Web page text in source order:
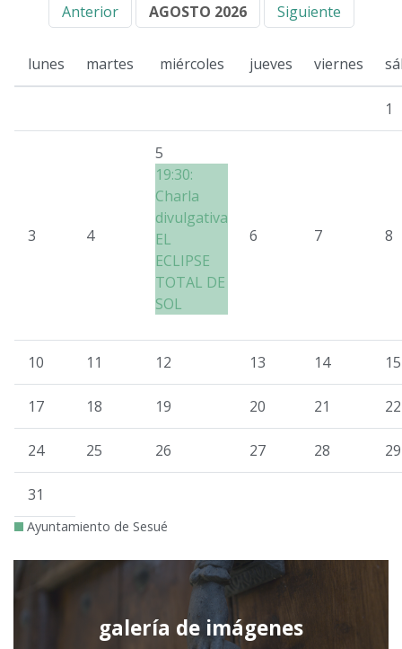
Anterior AGOSTO 2026 Siguiente
lunes martes miércoles jueves viernes
1
3 4
5
19:30:
Charla
divulgativa
EL
ECLIPSE
TOTAL DE
SOL
6 7 8
10 11 12 13 14 15
17 18 19 20 21 22
24 25 26 27 28 29
31
Ayuntamiento de Sesué
galería de imágenes